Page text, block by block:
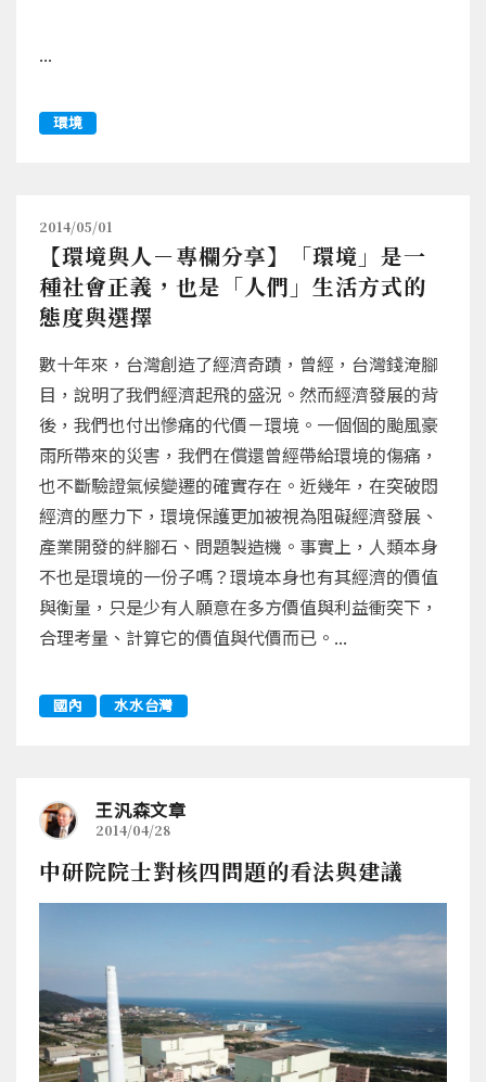
...
環境
2014/05/01
【環境與人－專欄分享】「環境」是一
種社會正義，也是「人們」生活方式的
態度與選擇
數十年來，台灣創造了經濟奇蹟，曾經，台灣錢淹腳
目，說明了我們經濟起飛的盛況。然而經濟發展的背
後，我們也付出慘痛的代價－環境。一個個的颱風豪
雨所帶來的災害，我們在償還曾經帶給環境的傷痛，
也不斷驗證氣候變遷的確實存在。近幾年，在突破悶
經濟的壓力下，環境保護更加被視為阻礙經濟發展、
產業開發的絆腳石、問題製造機。事實上，人類本身
不也是環境的一份子嗎？環境本身也有其經濟的價值
與衡量，只是少有人願意在多方價值與利益衝突下，
合理考量、計算它的價值與代價而已。...
國內 水水台灣
王汎森文章
2014/04/28
中研院院士對核四問題的看法與建議